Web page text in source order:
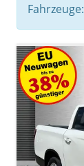
Fahrzeuge: